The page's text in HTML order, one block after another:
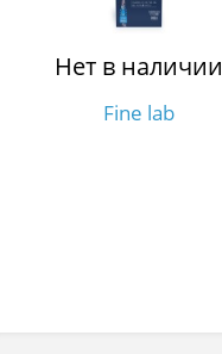
Нет в наличии
Fine lab